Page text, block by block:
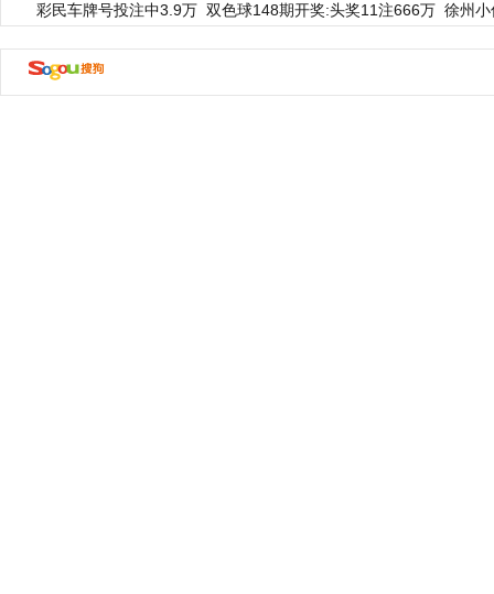
彩民车牌号投注中3.9万 双色球148期开奖:头奖11注666万 徐州